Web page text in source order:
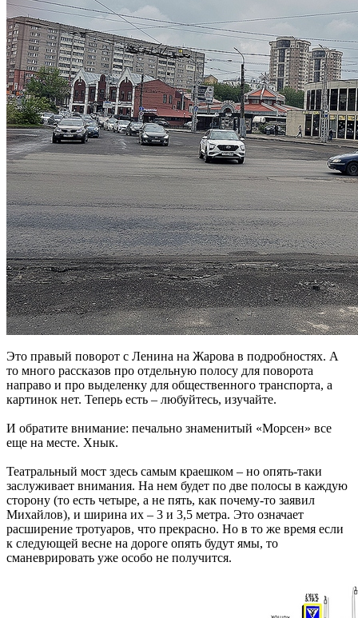
Это правый поворот с Ленина на Жарова в подробностях. А
то много рассказов про отдельную полосу для поворота
направо и про выделенку для общественного транспорта, а
картинок нет. Теперь есть – любуйтесь, изучайте.
И обратите внимание: печально знаменитый «Морсен» все
еще на месте. Хнык.
Театральный мост здесь самым краешком – но опять-таки
заслуживает внимания. На нем будет по две полосы в каждую
сторону (то есть четыре, а не пять, как почему-то заявил
Михайлов), и ширина их – 3 и 3,5 метра. Это означает
расширение тротуаров, что прекрасно. Но в то же время если
к следующей весне на дороге опять будут ямы, то
сманеврировать уже особо не получится.